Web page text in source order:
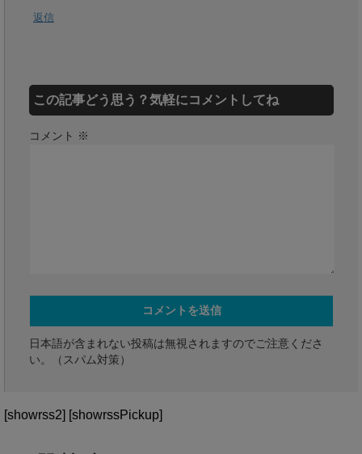
返信
この記事どう思う？気軽にコメントしてね
コメント ※
日本語が含まれない投稿は無視されますのでご注意くださ
い。（スパム対策）
[showrss2] [showrssPickup]